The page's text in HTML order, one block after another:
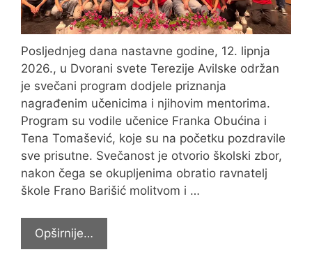
Posljednjeg dana nastavne godine, 12. lipnja
2026., u Dvorani svete Terezije Avilske održan
je svečani program dodjele priznanja
nagrađenim učenicima i njihovim mentorima.
Program su vodile učenice Franka Obućina i
Tena Tomašević, koje su na početku pozdravile
sve prisutne. Svečanost je otvorio školski zbor,
nakon čega se okupljenima obratio ravnatelj
škole Frano Barišić molitvom i …
Opširnije…
program